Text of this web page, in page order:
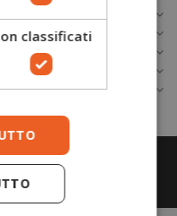
classificati